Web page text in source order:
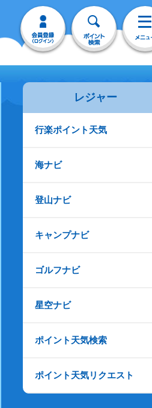
レジャー
行楽ポイント天気
海ナビ
登山ナビ
キャンプナビ
ゴルフナビ
星空ナビ
ポイント天気検索
ポイント天気リクエスト